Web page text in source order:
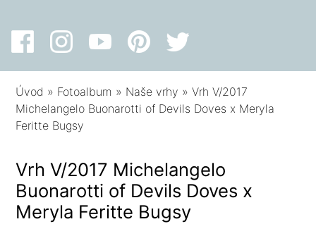
Úvod » Fotoalbum » Naše vrhy »Vrh V/2017
Michelangelo Buonarotti of Devils Doves x Meryla
Feritte Bugsy
Vrh V/2017 Michelangelo
Buonarotti of Devils Doves x
Meryla Feritte Bugsy